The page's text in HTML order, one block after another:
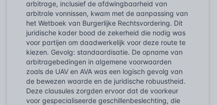
arbitrage, inclusief de afdwingbaarheid van
arbitrale vonnissen, kwam met de aanpassing van
het Wetboek van Burgerlijke Rechtsvordering. Dit
juridische kader bood de zekerheid die nodig was
voor partijen om daadwerkelijk voor deze route te
kiezen. Gevolg: standaardisatie. De opname van
arbitragebedingen in algemene voorwaarden
zoals de UAV en AVA was een logisch gevolg van
de bewezen waarde en de juridische robuustheid.
Deze clausules zorgden ervoor dat de voorkeur
voor gespecialiseerde geschillenbeslechting, die